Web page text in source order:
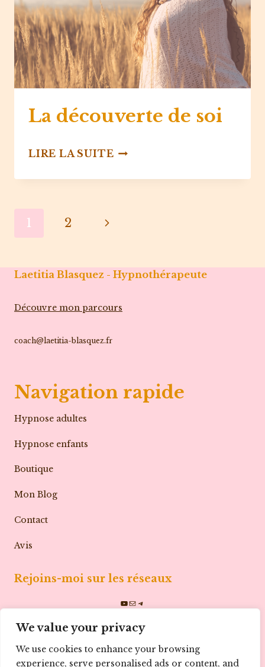
We value your privacy
We use cookies to enhance your browsing
experience, serve personalised ads or content, and
La découverte de soi
LIRE LA SUITE LA
Navigation
page
1 2
Page
Laetitia Blasquez - Hypnothérapeute
Découvre mon parcours
coach@laetitia-blasquez.fr
Navigation rapide
Hypnose adultes
Hypnose enfants
Boutique
Mon Blog
Contact
Avis
Rejoins-moi sur les réseaux